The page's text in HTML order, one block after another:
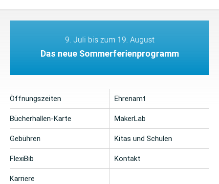
9. Juli bis zum 19. August
Das neue Sommerferienprogramm
Öffnungszeiten
Bücherhallen-Karte
Gebühren
FlexiBib
Karriere
Ehrenamt
MakerLab
Kitas und Schulen
Kontakt